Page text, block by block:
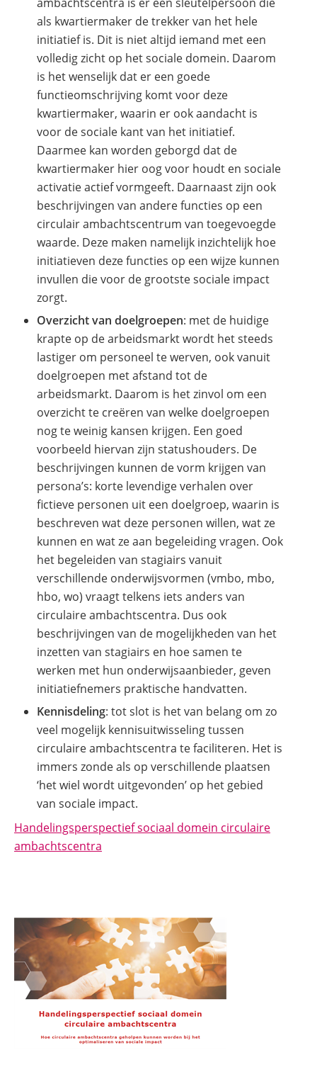
als kwartiermaker de trekker van het hele
initiatief is. Dit is niet altijd iemand met een
volledig zicht op het sociale domein. Daarom
is het wenselijk dat er een goede
functieomschrijving komt voor deze
kwartiermaker, waarin er ook aandacht is
voor de sociale kant van het initiatief.
Daarmee kan worden geborgd dat de
kwartiermaker hier oog voor houdt en sociale
activatie actief vormgeeft. Daarnaast zijn ook
beschrijvingen van andere functies op een
circulair ambachtscentrum van toegevoegde
waarde. Deze maken namelijk inzichtelijk hoe
initiatieven deze functies op een wijze kunnen
invullen die voor de grootste sociale impact
zorgt.
Overzicht van doelgroepen: met de huidige
krapte op de arbeidsmarkt wordt het steeds
lastiger om personeel te werven, ook vanuit
doelgroepen met afstand tot de
arbeidsmarkt. Daarom is het zinvol om een
overzicht te creëren van welke doelgroepen
nog te weinig kansen krijgen. Een goed
voorbeeld hiervan zijn statushouders. De
beschrijvingen kunnen de vorm krijgen van
persona’s: korte levendige verhalen over
fictieve personen uit een doelgroep, waarin is
beschreven wat deze personen willen, wat ze
kunnen en wat ze aan begeleiding vragen. Ook
het begeleiden van stagiairs vanuit
verschillende onderwijsvormen (vmbo, mbo,
hbo, wo) vraagt telkens iets anders van
circulaire ambachtscentra. Dus ook
beschrijvingen van de mogelijkheden van het
inzetten van stagiairs en hoe samen te
werken met hun onderwijsaanbieder, geven
initiatiefnemers praktische handvatten.
Kennisdeling: tot slot is het van belang om zo
veel mogelijk kennisuitwisseling tussen
circulaire ambachtscentra te faciliteren. Het is
immers zonde als op verschillende plaatsen
‘het wiel wordt uitgevonden’ op het gebied
van sociale impact.
Handelingsperspectief sociaal domein circulaire
ambachtscentra
in
nieuw
venster)